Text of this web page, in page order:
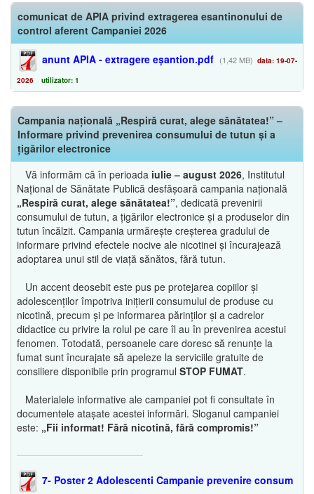
comunicat de APIA privind extragerea esantinonului de
control aferent Campaniei 2026
anunt APIA - extragere eșantion.pdf (1,42 MB) data: 19-07-
2026 utilizator: 1
Campania națională „Respiră curat, alege sănătatea!” –
Informare privind prevenirea consumului de tutun și a
țigărilor electronice
Vă informăm că în perioada iulie – august 2026, Institutul
Național de Sănătate Publică desfășoară campania națională
„Respiră curat, alege sănătatea!”, dedicată prevenirii
consumului de tutun, a țigărilor electronice și a produselor din
tutun încălzit. Campania urmărește creșterea gradului de
informare privind efectele nocive ale nicotinei și încurajează
adoptarea unui stil de viață sănătos, fără tutun.
Un accent deosebit este pus pe protejarea copiilor și
adolescenților împotriva inițierii consumului de produse cu
nicotină, precum și pe informarea părinților și a cadrelor
didactice cu privire la rolul pe care îl au în prevenirea acestui
fenomen. Totodată, persoanele care doresc să renunțe la
fumat sunt încurajate să apeleze la serviciile gratuite de
consiliere disponibile prin programul STOP FUMAT.
Materialele informative ale campaniei pot fi consultate în
documentele atașate acestei informări. Sloganul campaniei
este: „Fii informat! Fără nicotină, fără compromis!”
7- Poster 2 Adolescenti Campanie prevenire consum